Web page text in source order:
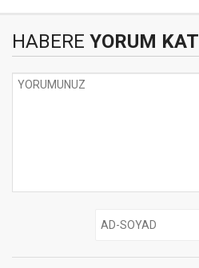
HABERE YORUM KAT